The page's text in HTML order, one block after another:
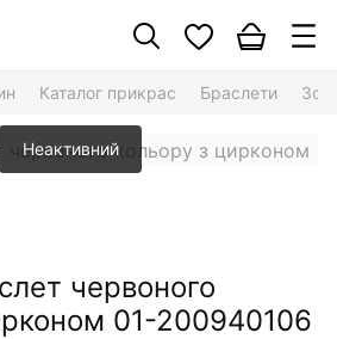
Каталог прикрас Браслети
Неактивний
червоного
01-200940106